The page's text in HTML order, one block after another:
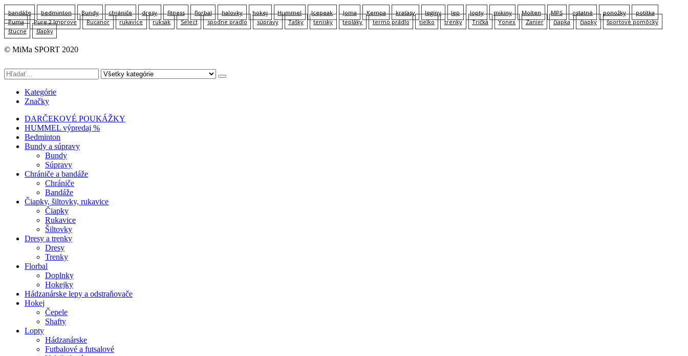
bandáže bedminton Bundy chrániče dresy fitness florbal halovky hokej Hummel Icepeak Joma Kempa kraťasy legíny lep lopty mikiny Molten MPS ostatné ponožky
potítka
Puma
Pure 2 Improve Rucanor rukavice ruksak Select spodne pradlo súpravy Tašky tenisky tepláky termo prádlo tielko trenky Tričká Yonex Zanier čiapka čiapky
športové pomôcky
štucne
šľapky
© MiMa SPORT 2020
Kategórie
Značky
DARČEKOVÉ POUKÁŽKY
HUMMEL výpredaj %
Bedminton
Bundy a súpravy
Bundy
Súpravy
Chrániče a bandáže
Chrániče
Bandáže
Čiapky, šiltovky, rukavice
Čiapky
Rukavice
Šiltovky
Dresy a trenky
Dresy
Trenky
Florbal
Doplnky
Hokejky
Hádzanárske lepy a odstraňovače
Hokej
Čepele
Shafty
Lopty
Hádzanárske
Futbalové a futsalové